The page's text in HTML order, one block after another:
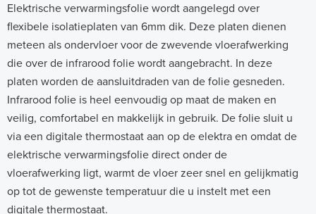
r
o
o
d
v
e
r
w
a
Elektrische verwarmingsfolie wordt aangelegd over
flexibele isolatieplaten van 6mm dik. Deze platen dienen
meteen als ondervloer voor de zwevende vloerafwerking
die over de infrarood folie wordt aangebracht. In deze
platen worden de aansluitdraden van de folie gesneden.
Infrarood folie is heel eenvoudig op maat de maken en
veilig, comfortabel en makkelijk in gebruik. De folie sluit u
via een digitale thermostaat aan op de elektra en omdat de
elektrische verwarmingsfolie direct onder de
vloerafwerking ligt, warmt de vloer zeer snel en gelijkmatig
op tot de gewenste temperatuur die u instelt met een
digitale thermostaat.